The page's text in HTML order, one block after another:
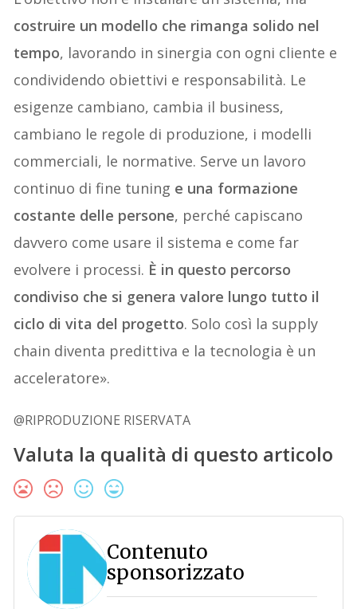
costruire un modello che rimanga solido nel
tempo, lavorando in sinergia con ogni cliente e
condividendo obiettivi e responsabilità. Le
esigenze cambiano, cambia il business,
cambiano le regole di produzione, i modelli
commerciali, le normative. Serve un lavoro
continuo di fine tuning e una formazione
costante delle persone, perché capiscano
davvero come usare il sistema e come far
evolvere i processi. È in questo percorso
condiviso che si genera valore lungo tutto il
ciclo di vita del progetto. Solo così la supply
chain diventa predittiva e la tecnologia è un
acceleratore».
@RIPRODUZIONE RISERVATA
Valuta la qualità di questo articolo
Contenuto
sponsorizzato